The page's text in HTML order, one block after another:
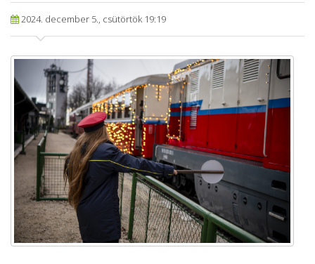
2024. december 5., csütörtök 19:19